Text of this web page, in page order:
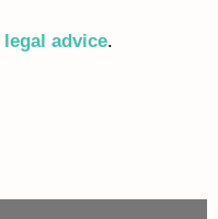
legal advice.